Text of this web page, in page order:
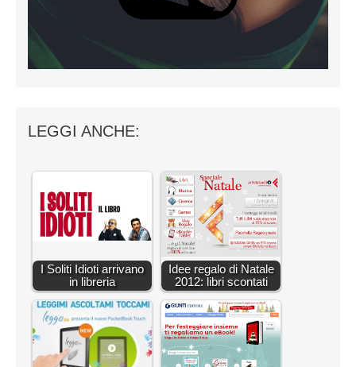
LEGGI ANCHE:
I Soliti Idioti arrivano
in libreria
Idee regalo di Natale
2012: libri scontati